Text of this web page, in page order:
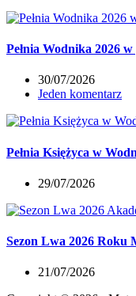
Pełnia Wodnika 2026
30/07/2026
Jeden komentarz
Pełnia Księżyca w
29/07/2026
Sezon Lwa 2026 Roku
21/07/2026